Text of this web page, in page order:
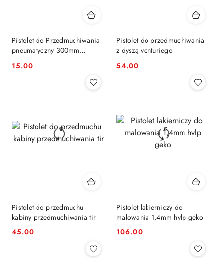
Pistolet do Przedmuchiwania
pneumatyczny 300mm
Cena:
15.00
Pistolet do przedmuchiwania
z dyszą venturiego
Cena:
54.00
Pistolet do przedmuchu
kabiny przedmuchiwania tir
Cena:
45.00
Pistolet lakierniczy do
malowania 1,4mm hvlp geko
Cena:
106.00